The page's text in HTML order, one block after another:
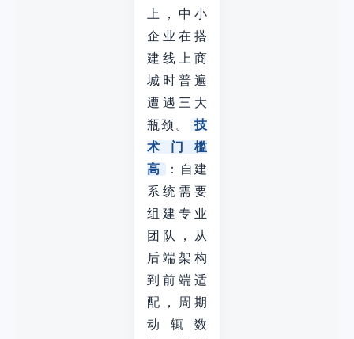
上，中小
企业在搭
建线上商
城时普遍
遭遇三大
瓶颈。
技
术门槛
高
：自建
系统需要
组建专业
团队，从
后端架构
到前端适
配，周期
动辄数